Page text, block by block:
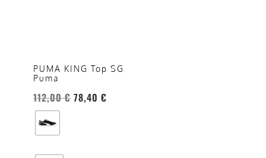
PUMA KING Top SG
Puma
112,00€ 78,40 €
opzioni
possono
essere
scelte
nella